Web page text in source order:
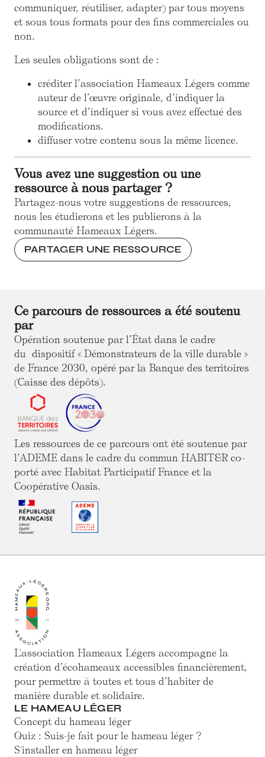
communiquer, réutiliser, adapter) par tous moyens
et sous tous formats pour des fins commerciales ou
non.
Les seules obligations sont de :
créditer l’association Hameaux Légers comme
auteur de l’œuvre originale, d’indiquer la
source et d’indiquer si vous avez effectué des
modifications.
diffuser votre contenu sous la même licence.
Vous avez une suggestion ou une
ressource à nous partager ?
Partagez-nous votre suggestions de ressources,
nous les étudierons et les publierons à la
communauté Hameaux Légers.
PARTAGER UNE RESSOURCE
Ce parcours de ressources a été soutenu
par
Opération soutenue par l’État dans le cadre
du dispositif « Démonstrateurs de la ville durable »
de France 2030, opéré par la Banque des territoires
(Caisse des dépôts).
Les ressources de ce parcours ont été soutenue par
l’ADEME dans le cadre du commun HABIT&R co-
porté avec Habitat Participatif France et la
Coopérative Oasis.
L'association Hameaux Légers accompagne la
création d’écohameaux accessibles financièrement,
pour permettre à toutes et tous d’habiter de
manière durable et solidaire.
LE HAMEAU LÉGER
Concept du hameau léger
Quiz : Suis-je fait pour le hameau léger ?
S'installer en hameau léger